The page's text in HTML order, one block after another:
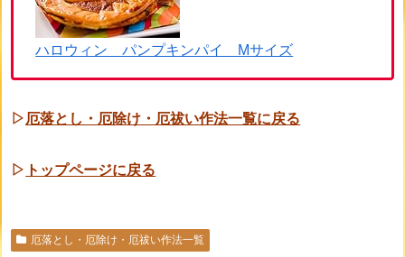
ハロウィン パンプキンパイ Mサイズ
▷ 厄落とし・厄除け・厄祓い作法一覧に戻る
▷ トップページに戻る
厄落とし・厄除け・厄祓い作法一覧